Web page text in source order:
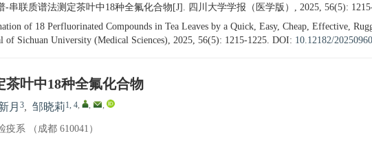
串联质谱法测定茶叶中18种全氟化合物[J]. 四川大学学报（医学版）, 2025, 56(5):
of 18 Perfluorinated Compounds in Tea Leaves by a Quick, Easy, Cheap, Effective,
Sichuan University (Medical Sciences), 2025, 56(5): 1215-1225. DOI: 10.12182/
茶叶中18种全氟化合物
月 3, 邹晓莉1, 4, , ,
系 （成都 610041）